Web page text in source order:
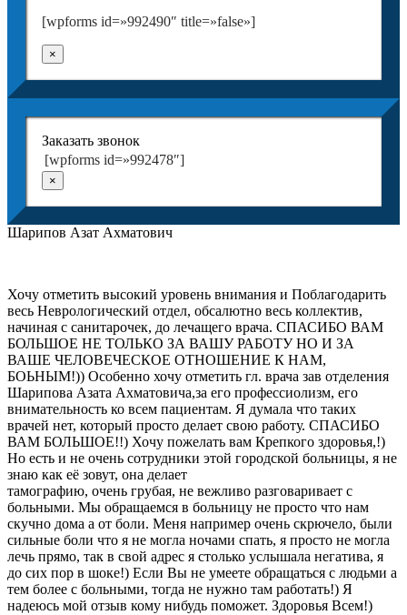
[wpforms id=»992490″ title=»false»]
×
Заказать звонок
[wpforms id=»992478″]
×
Шарипов Азат Ахматович
Хочу отметить высокий уровень внимания и Поблагодарить
весь Неврологический отдел, обсалютно весь коллектив,
начиная с санитарочек, до лечащего врача. СПАСИБО ВАМ
БОЛЬШОЕ НЕ ТОЛЬКО ЗА ВАШУ РАБОТУ НО И ЗА
ВАШЕ ЧЕЛОВЕЧЕСКОЕ ОТНОШЕНИЕ К НАМ,
БОЬНЫМ!)) Особенно хочу отметить гл. врача зав отделения
Шарипова Азата Ахматовича,за его профессиолизм, его
внимательность ко всем пациентам. Я думала что таких
врачей нет, который просто делает свою работу. СПАСИБО
ВАМ БОЛЬШОЕ!!) Хочу пожелать вам Крепкого здоровья,!)
Но есть и не очень сотрудники этой городской больницы, я не
знаю как её зовут, она делает
тамографию, очень грубая, не вежливо разговаривает с
больными. Мы обращаемся в больницу не просто что нам
скучно дома а от боли. Меня например очень скрючело, были
сильные боли что я не могла ночами спать, я просто не могла
лечь прямо, так в свой адрес я столько услышала негатива, я
до сих пор в шоке!) Если Вы не умеете обращаться с людьми а
тем более с больными, тогда не нужно там работать!) Я
надеюсь мой отзыв кому нибудь поможет. Здоровья Всем!)